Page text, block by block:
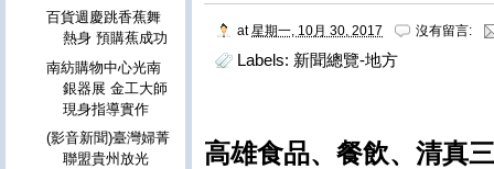
at星期一, 10月 30, 2017 沒有留言:
Labels: 新聞總覽-地方
高雄食品、餐飲、清真
百貨週慶跳香蕉舞
熱身 預購蕉成功
南紡購物中心光南
銀器展 金工大師
現身指導實作
(影音新聞)臺灣婦菁
聯盟貴州放光